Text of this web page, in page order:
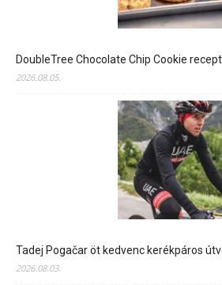
DoubleTree Chocolate Chip Cookie recept
2026.08.05.
Tadej Pogačar öt kedvenc kerékpáros
2026.08.03.